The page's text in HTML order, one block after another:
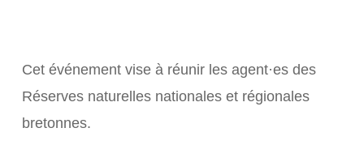
Cet événement vise à réunir les agent·es des
Réserves naturelles nationales et régionales
bretonnes.